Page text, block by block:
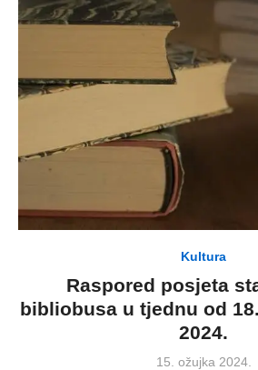
Kultura
Raspored posjeta
bibliobusa u tjednu od
2024.
Posted
15. ožujka 2024.